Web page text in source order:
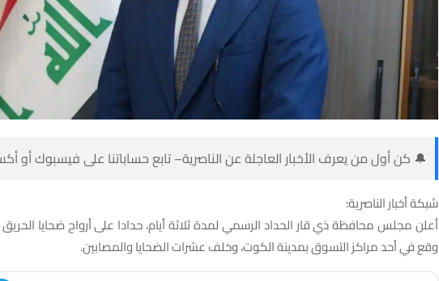
🔔 كن أول من يعرف الأخبار العاجلة عن الناصرية– تابع حساباتنا على فيسبوك أو
شبكة أخبار الناصرية:
أعلن مجلس محافظة ذي قار الحداد الرسمي لمدة ثلاثة أيام، حدادا على أرواح ضحايا
وقع في أحد مراكز التسوق بمدينة الكوت، وخلف عشرات الضحايا والمصابين.